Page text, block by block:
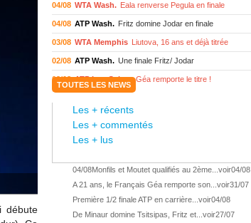
débute
04/08 WTA Wash. Eala renverse Pegula en finale
04/08 ATP Wash. Fritz domine Jodar en finale
03/08 WTA Memphis Liutova, 16 ans et déjà titrée
02/08 ATP Wash. Une finale Fritz/ Jodar
02/08 ATP Los Cabos Géa remporte le titre !
ATP Wash. De Minaur éliminé en 1/4
ATP Los Cabos
WTA Washington Svitolina et Pegula en 1/4
ATP Wash. Pas de 1/4 pour Humbert et Atmane
TOUTES LES NEWS
Les + récents
Les + commentés
Les + lus
04/08Monfils et Moutet qualifiés au 2ème... voir04/08
A 21 ans, le Français Géa remporte son... voir31/07
Première 1/2 finale ATP en carrière... voir04/08
De Minaur domine Tsitsipas, Fritz et... voir27/07